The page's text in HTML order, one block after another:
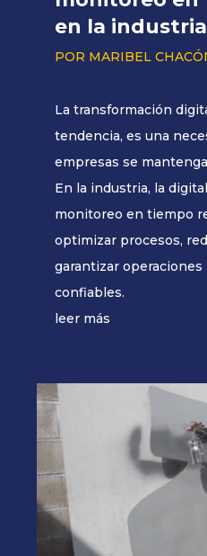
en la industria
POR MARIBEL
La transformación
tendencia, es una
empresas se
En la industria, la
monitoreo en tiempo
optimizar procesos,
garantizar operaciones
confiables.
leer más